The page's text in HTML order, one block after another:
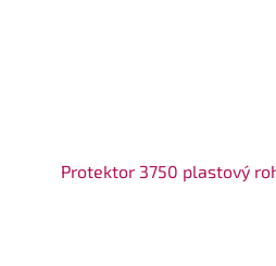
Protektor 3750 plastový